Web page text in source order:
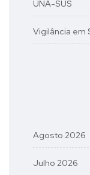
UNA-SUS
Vigilância em
Agosto 2026
Julho 2026